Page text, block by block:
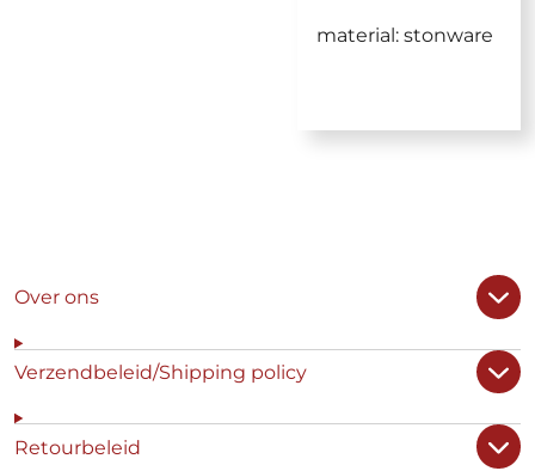
material: stonware
Over ons
Verzendbeleid/Shipping policy
Retourbeleid